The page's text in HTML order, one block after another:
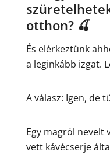
otthon? 🍒
És elérkeztünk
a leginkább izgat.
A válasz: Igen, de
Egy magról nevelt
vett kávécserje